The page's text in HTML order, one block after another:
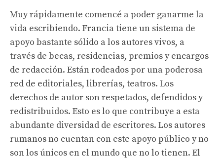
Muy rápidamente comencé a poder ganarme la
vida escribiendo. Francia tiene un sistema de
apoyo bastante sólido a los autores vivos, a
través de becas, residencias, premios y encargos
de redacción. Están rodeados por una poderosa
red de editoriales, librerías, teatros. Los
derechos de autor son respetados, defendidos y
redistribuidos. Esto es lo que contribuye a esta
abundante diversidad de escritores. Los autores
rumanos no cuentan con este apoyo público y no
son los únicos en el mundo que no lo tienen. El